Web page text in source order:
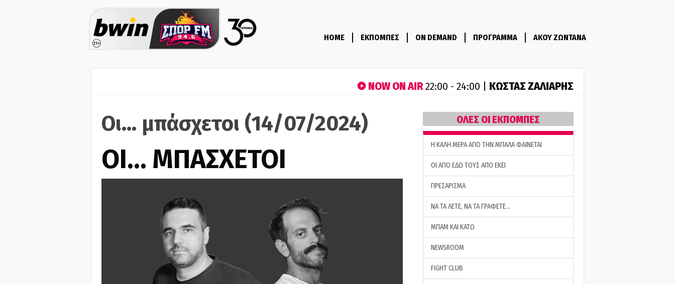
HOME ΕΚΠΟΜΠΕΣ ON DEMAND ΠΡΟΓΡΑΜΜΑ ΑΚΟΥ ΖΩΝΤΑΝΑ
NOW ON AIR22:00 - 24:00 | ΚΩΣΤΑΣ ΖΑΛΙΑΡΗΣ
Οι... μπάσχετοι (14/07/2024)
ΟΙ… ΜΠΑΣΧΕΤΟΙ
ΟΛΕΣ ΟΙ ΕΚΠΟΜΠΕΣ
H ΚΑΛΗ ΜΕΡΑ ΑΠΟ ΤΗΝ ΜΠΑΛΑ ΦΑΙΝΕΤΑΙ
ΟΙ ΑΠΟ ΕΔΩ ΤΟΥΣ ΑΠΟ ΕΚΕΙ
ΠΡΕΣΑΡΙΣΜΑ
ΝΑ ΤΑ ΛΕΤΕ, ΝΑ ΤΑ ΓΡΑΦΕΤΕ…
ΜΠΑΜ ΚΑΙ ΚΑΤΩ
NEWSROOM
FIGHT CLUB